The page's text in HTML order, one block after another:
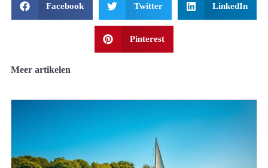
Facebook Twitter LinkedIn
Pinterest
Meer artikelen